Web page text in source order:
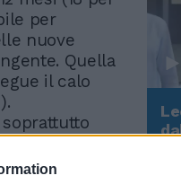
per
nuove
Quella
il calo
complessivo
del
la strategia